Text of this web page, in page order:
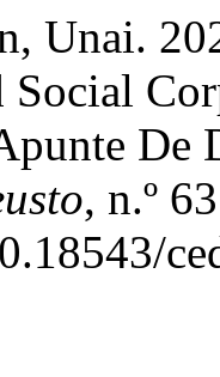
Unai.
Social
De
, n.º